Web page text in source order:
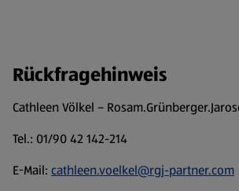
Rückfragehinweis
Cathleen Völkel –
Tel.: 01/90 42 142-214
E-Mail: cathleen.voelkel@rgj-partner.com